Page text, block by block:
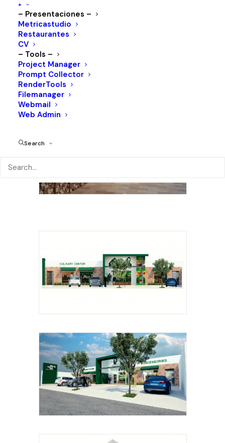
+
– Presentaciones –
Metricastudio
Restaurantes
CV
– Tools –
Project Manager
Prompt Collector
RenderTools
Filemanager
Webmail
Web Admin
Search
Año: 2017
Cliente: Big Green Egg México